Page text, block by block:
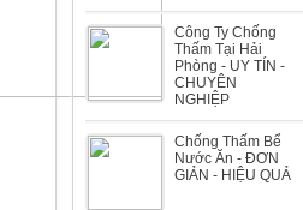
Biệt thự Bà Nghĩa dự án Sao Đỏ
Công Ty Chống
Thấm Tại Hải
Phòng - UY TÍN -
CHUYÊN
NGHIỆP
Chống Thấm Bể
Nước Ăn - ĐƠN
GIẢN - HIỆU QUẢ